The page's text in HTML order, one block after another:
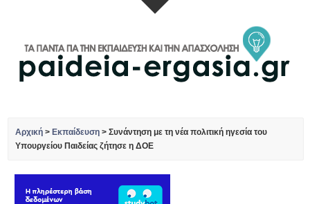
Αρχική > Εκπαίδευση >Συνάντηση με τη νέα πολιτική ηγεσία του
Υπουργείου Παιδείας ζήτησε η ΔΟΕ